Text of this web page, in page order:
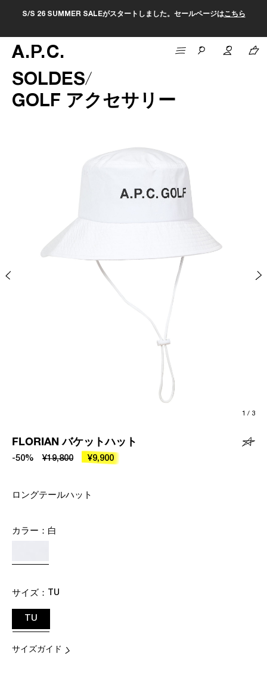
S/S 26 SUMMER SALEがスタートしました。セールページはこちら
A.P.C.
SOLDES
GOLF アクセサリー
1 / 3
FLORIAN バケットハット
-50% ¥19,800 ¥9,900
ロングテールハット
カラー： 白
サイズ： TU
TU
サイズガイド